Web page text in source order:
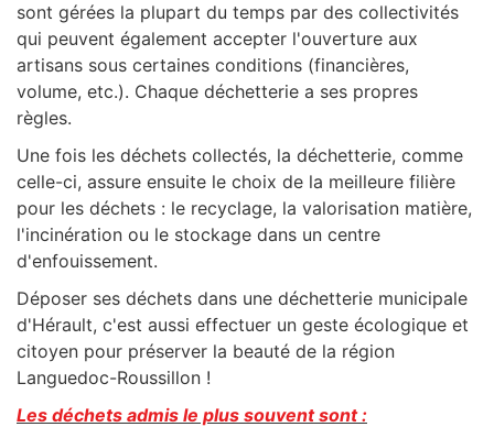
sont gérées la plupart du temps par des collectivités
qui peuvent également accepter l'ouverture aux
artisans sous certaines conditions (financières,
volume, etc.). Chaque déchetterie a ses propres
règles.
Une fois les déchets collectés, la déchetterie, comme
celle-ci, assure ensuite le choix de la meilleure filière
pour les déchets : le recyclage, la valorisation matière,
l'incinération ou le stockage dans un centre
d'enfouissement.
Déposer ses déchets dans une déchetterie municipale
d'Hérault, c'est aussi effectuer un geste écologique et
citoyen pour préserver la beauté de la région
Languedoc-Roussillon !
Les déchets admis le plus souvent sont :